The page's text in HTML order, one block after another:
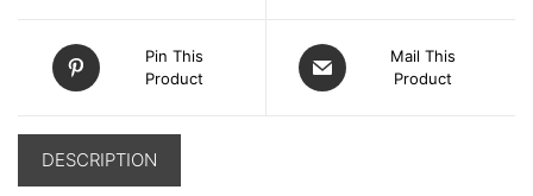
Pin This
Product
Mail This
Product
DESCRIPTION